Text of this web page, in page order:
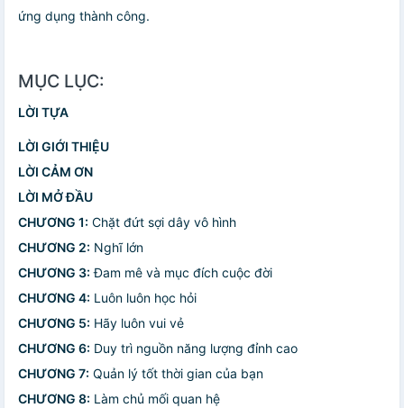
ứng dụng thành công.
MỤC LỤC:
LỜI TỰA
LỜI GIỚI THIỆU
LỜI CẢM ƠN
LỜI MỞ ĐẦU
CHƯƠNG 1: Chặt đứt sợi dây vô hình
CHƯƠNG 2: Nghĩ lớn
CHƯƠNG 3: Đam mê và mục đích cuộc đời
CHƯƠNG 4: Luôn luôn học hỏi
CHƯƠNG 5: Hãy luôn vui vẻ
CHƯƠNG 6: Duy trì nguồn năng lượng đỉnh cao
CHƯƠNG 7: Quản lý tốt thời gian của bạn
CHƯƠNG 8: Làm chủ mối quan hệ